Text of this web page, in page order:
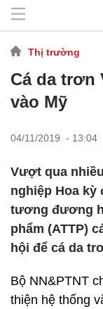
Thị trường
Cá da trơn
vào Mỹ
04/11/2019 - 13:04
Vượt qua
nghiệp Hoa kỳ
tương đương
phẩm (ATTP)
hội để cá da
Bộ NN&PTNT
thiện hệ thống